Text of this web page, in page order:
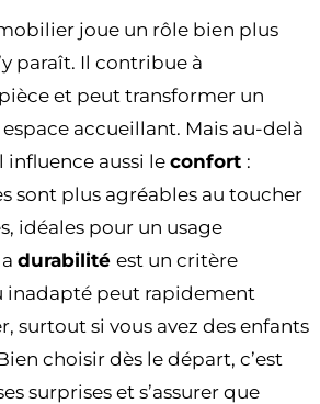
joue un rôle bien plus
paraît. Il contribue à
et peut transformer un
accueillant. Mais au-delà
influence aussi le confort :
sont plus agréables au toucher
idéales pour un usage
durabilité est un critère
inadapté peut rapidement
surtout si vous avez des enfants
choisir dès le départ, c’est
surprises et s’assurer que